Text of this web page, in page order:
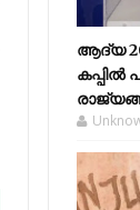
ആദ്യ 20
കപ്പില്‍